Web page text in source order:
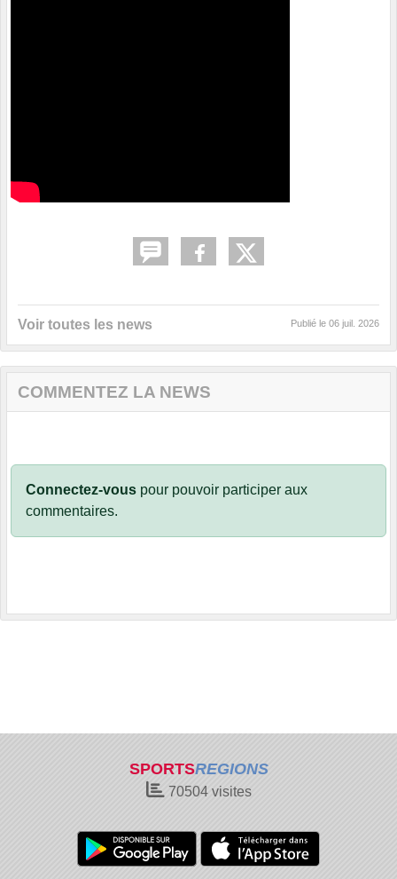
Voir toutes les news Publié le 06 juil. 2026
COMMENTEZ LA NEWS
Connectez-vous pour pouvoir participer aux
commentaires.
SPORTSREGIONS
70504visites